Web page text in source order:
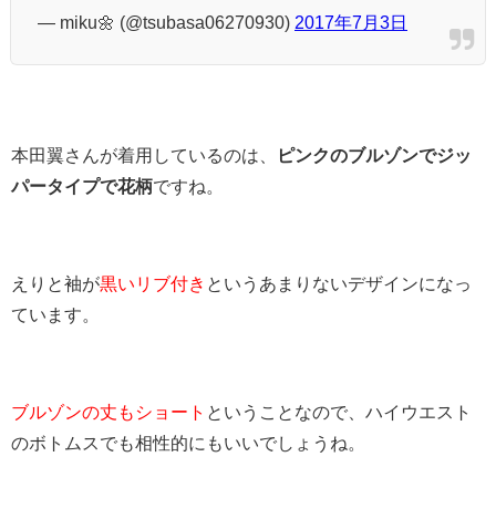
— miku🌼 (@tsubasa06270930) 2017年7月3日
本田翼さんが着用しているのは、
ピンクのブルゾンでジッ
パータイプで花柄ですね。
えりと袖が黒いリブ付き というあまりないデザインになっ
ています。
ブルゾンの丈もショート ということなので、ハイウエスト
のボトムスでも相性的にもいいでしょうね。